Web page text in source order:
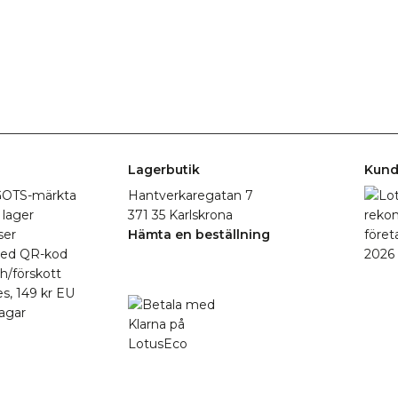
märkta
QR-kod
förskott
149 kr EU
Lagerbutik
Hantverkaregatan 7
371 35 Karlskrona
Hämta en beställning